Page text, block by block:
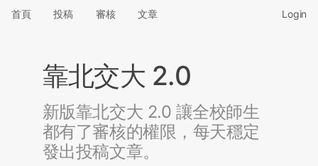
首頁 投稿 審核 文章 Login
靠北交大 2.0
新版靠北交大 2.0 讓全校師生
都有了審核的權限，每天穩定
發出投稿文章。